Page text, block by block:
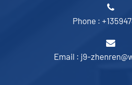
Phone :
Email : j9-